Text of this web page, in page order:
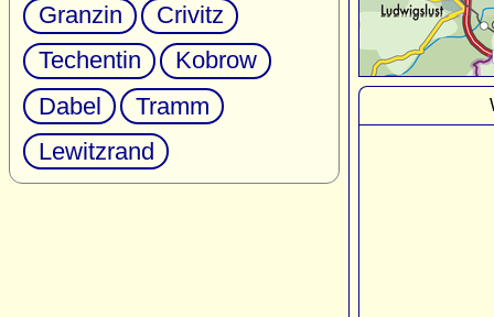
Granzin
Crivitz
Techentin
Kobrow
Dabel
Tramm
Lewitzrand